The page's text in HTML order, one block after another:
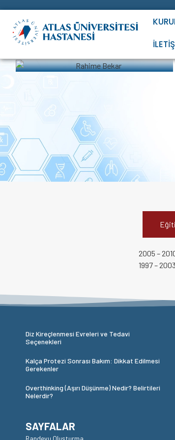
2005 –
1997 –
Diz Kireçlenmesi Evreleri ve Tedavi
Seçenekleri
Kalça Protezi Sonrası Bakım: Dikkat Edilmesi
Gerekenler
Overthinking (Aşırı Düşünme) Nedir? Belirtileri
Nelerdir?
SAYFALAR